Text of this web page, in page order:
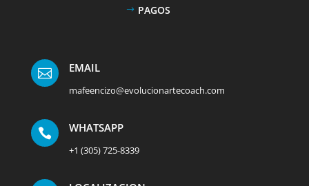
PAGOS
 EMAIL
mafeencizo@evolucionartecoach.com
 WHATSAPP
+1 (305) 725-8339